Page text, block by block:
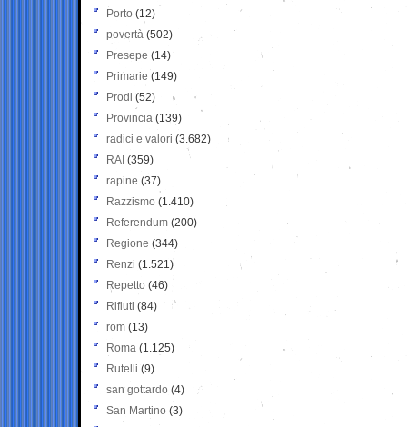
Porto (12)
povertà (502)
Presepe (14)
Primarie (149)
Prodi (52)
Provincia (139)
radici e valori (3.682)
RAI (359)
rapine (37)
Razzismo (1.410)
Referendum (200)
Regione (344)
Renzi (1.521)
Repetto (46)
Rifiuti (84)
rom (13)
Roma (1.125)
Rutelli (9)
san gottardo (4)
San Martino (3)